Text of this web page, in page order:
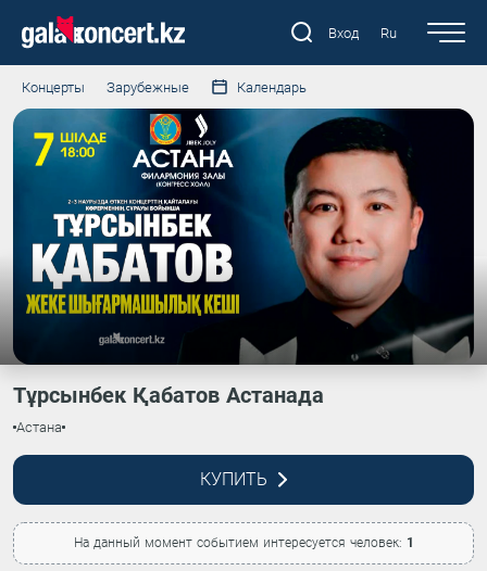
Вход Ru
Концерты Зарубежные Календарь
Тұрсынбек Қабатов Астанада
Астана
КУПИТЬ
На данный момент событием интересуется человек: 1